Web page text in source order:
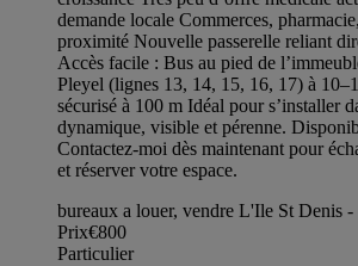
demande locale Commerces,
proximité Nouvelle passerelle reliant
Accès facile : Bus au pied de
Pleyel (lignes 13, 14, 15, 16, 17) à
sécurisé à 100 m Idéal pour s’installer
dynamique, visible et pérenne.
Contactez-moi dès maintenant pour
et réserver votre espace.
bureaux a louer, vendre L'Ile St Denis
Prix€800
Particulier